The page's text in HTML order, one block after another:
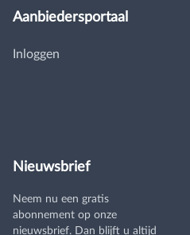
Aanbiedersportaal
Inloggen
Nieuwsbrief
Neem nu een gratis
abonnement op onze
nieuwsbrief. Dan blijft u altijd